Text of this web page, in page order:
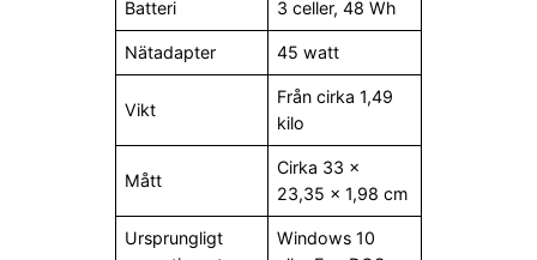
Batteri 3 celler, 48 Wh
Nätadapter 45 watt
Vikt
Från cirka 1,49
kilo
Mått
Cirka 33 ×
23,35 × 1,98 cm
Ursprungligt
Windows 10